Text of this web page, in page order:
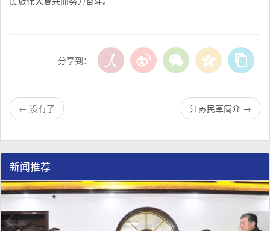
分享到：
← 没有了 江苏民革简介 →
新闻推荐